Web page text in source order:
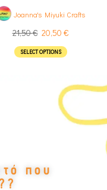
Joanna's Miyuki Crafts
21,50€ 20,50 €
SELECT OPTIONS
που